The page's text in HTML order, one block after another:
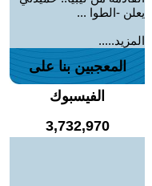
يعلن -الطوا ...
المزيد.....
المعجبين بنا على
الفيسبوك
3,732,970